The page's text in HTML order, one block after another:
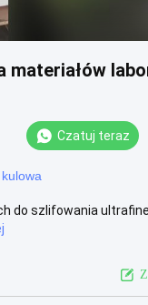
materiałów
Czatuj teraz
do szlifowania